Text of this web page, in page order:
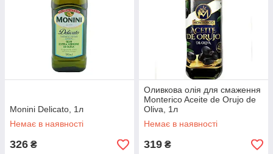
Monini Delicato, 1л
Немає в наявності
326 ₴
Оливкова олія для смаження
Monterico Aceite de Orujo de
Oliva, 1л
Немає в наявності
319 ₴